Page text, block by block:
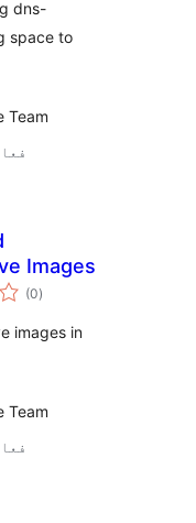
dns-
space to
Team
Images
(0مجموعی
درجہ
)
images in
Team